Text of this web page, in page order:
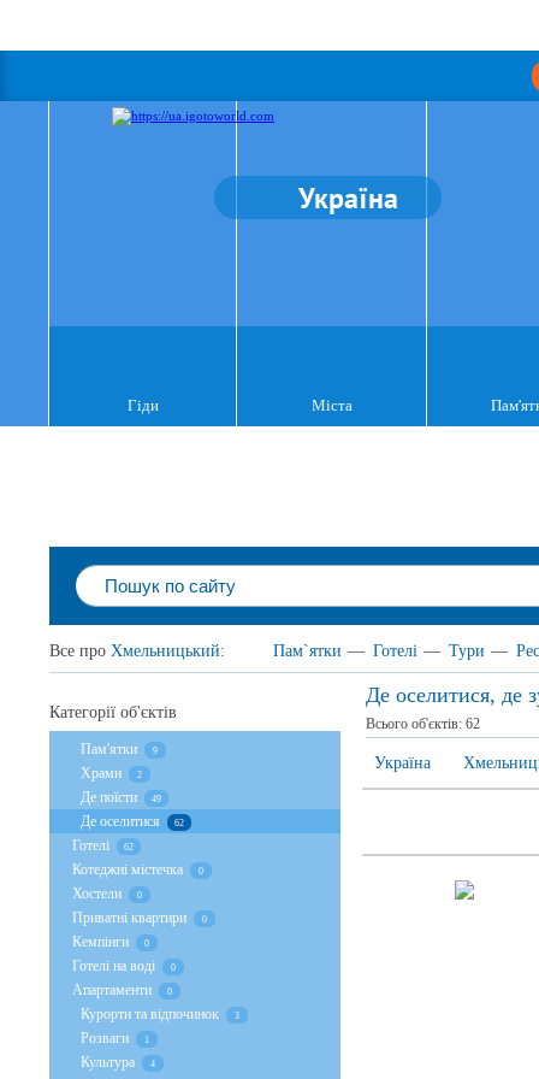
Україна
Гіди Міста
Все про Хмельницький: Пам`ятки — Готелі — Тури —
Де оселитися, де
Всього об'єктів: 62
Україна
Категорії об'єктів
Пам'ятки 9
Храми 2
Де поїсти 49
Де оселитися 62
Готелі 62
Котеджні містечка 0
Хостели 0
Приватні квартири 0
Кемпінги 0
Готелі на воді 0
Апартаменти 0
Курорти та відпочинок 3
Розваги 1
Культура 4